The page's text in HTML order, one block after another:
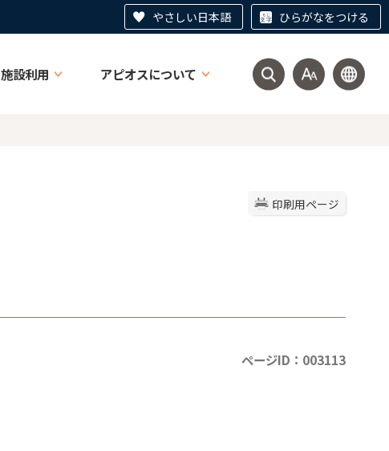
やさしい日本語 ひらがなをつける
施設利用 アピオスについて
印刷用ページ
ページID：003113